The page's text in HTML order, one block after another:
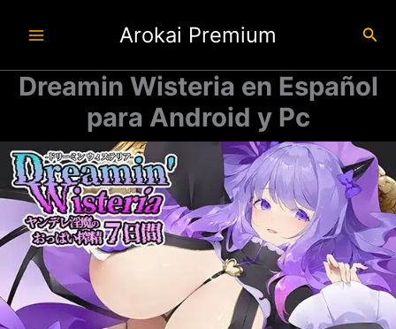
Arokai Premium
Dreamin Wisteria en Español
para Android y Pc